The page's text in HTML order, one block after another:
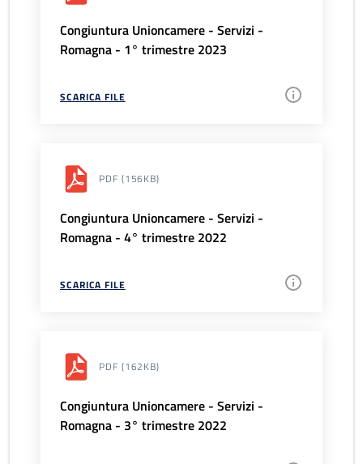
Congiuntura Unioncamere - Servizi -
Romagna - 1° trimestre 2023
SCARICA FILE
PDF (156KB)
Congiuntura Unioncamere - Servizi -
Romagna - 4° trimestre 2022
SCARICA FILE
PDF (162KB)
Congiuntura Unioncamere - Servizi -
Romagna - 3° trimestre 2022